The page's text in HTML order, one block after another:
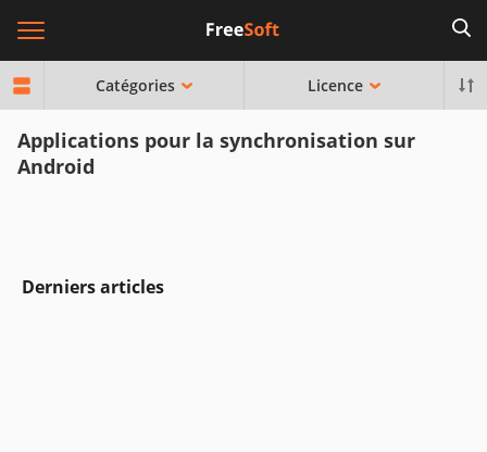
Catégories Licence
Applications pour la synchronisation sur
Android
Derniers articles